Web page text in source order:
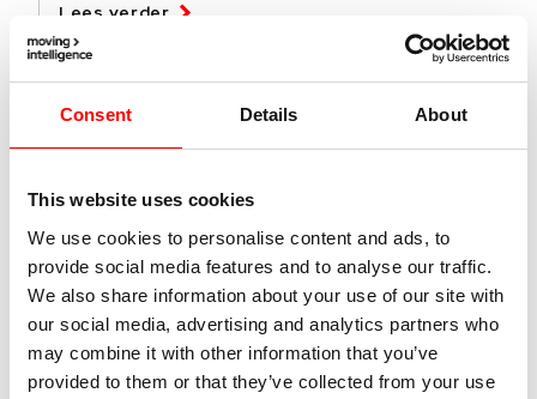
Consent Details About
This website uses cookies
We use cookies to personalise content and ads, to
provide social media features and to analyse our traffic.
We also share information about your use of our site with
our social media, advertising and analytics partners who
may combine it with other information that you’ve
provided to them or that they’ve collected from your use
Lees verder
04 augustus 2026
Specifieke modellen bedrijfsvoertuigen worden vaker
gestolen busjes terug?
Lees verder
01 juli 2026